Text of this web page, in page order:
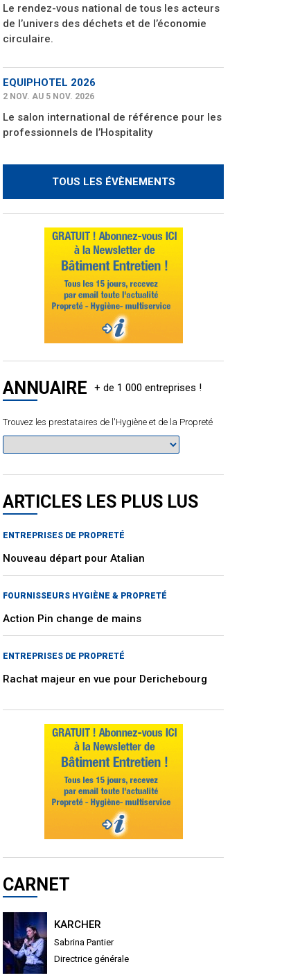
Le rendez-vous national de tous les acteurs
de l’univers des déchets et de l’économie
circulaire.
EQUIPHOTEL 2026
2 NOV. AU 5 NOV. 2026
Le salon international de référence pour les
professionnels de l’Hospitality
TOUS LES ÉVÈNEMENTS
ANNUAIRE
Trouvez les prestataires de l'Hygiène et de la Propreté
ARTICLES LES PLUS LUS
ENTREPRISES DE PROPRETÉ
Nouveau départ pour Atalian
FOURNISSEURS HYGIÈNE & PROPRETÉ
Action Pin change de mains
ENTREPRISES DE PROPRETÉ
Rachat majeur en vue pour Derichebourg
CARNET
KARCHER
Sabrina Pantier
Directrice générale